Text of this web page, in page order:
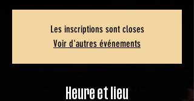
Les inscriptions sont closes
Voir d'autres événements
Heure et lieu